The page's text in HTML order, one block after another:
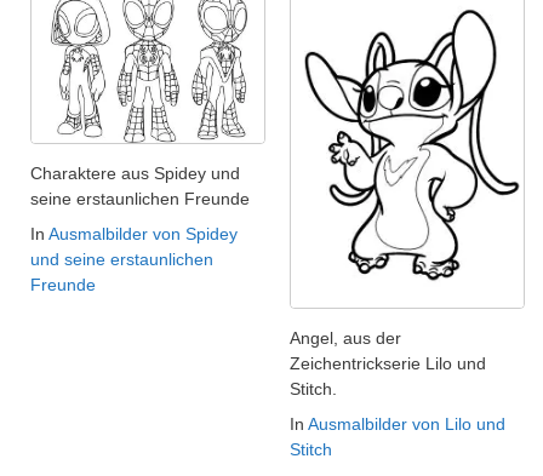
Charaktere aus Spidey und
seine erstaunlichen Freunde
In Ausmalbilder von Spidey
und seine erstaunlichen
Freunde
Angel, aus der
Zeichentrickserie Lilo und
Stitch.
In Ausmalbilder von Lilo und
Stitch